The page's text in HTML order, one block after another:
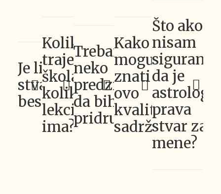
Je li škola
stvarno
besplatna?
Koliko
traje
škola i
koliko
lekcija
ima?
Trebam li
neko
predznanje
da bih se
pridružio/la?
Kako
mogu
znati da je
ovo
kvalitetan
sadržaj?
Što ako
nisam
siguran/
da je
prava
stvar za
mene?